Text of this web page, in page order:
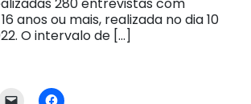
anos ou mais, realizada no dia 10
O intervalo de […]